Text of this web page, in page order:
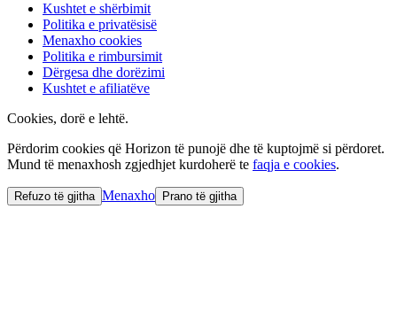
Kushtet e shërbimit
Politika e privatësisë
Menaxho cookies
Politika e rimbursimit
Dërgesa dhe dorëzimi
Kushtet e afiliatëve
Cookies, dorë e lehtë.
Përdorim cookies që Horizon të punojë dhe të kuptojmë si përdoret.
Mund të menaxhosh zgjedhjet kurdoherë te faqja e cookies.
Refuzo të gjitha Menaxho Prano të gjitha